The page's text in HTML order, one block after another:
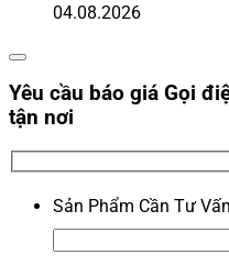
04.08.2026
Yêu cầu báo giá Gọi
tận nơi
Sản Phẩm Cần Tư Vấn